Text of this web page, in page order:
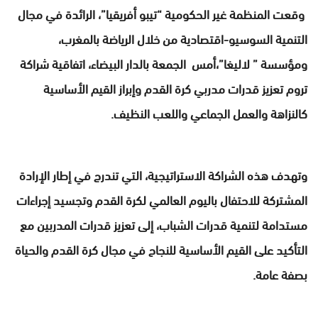
وقعت المنظمة غير الحكومية “تيبو أفريقيا”، الرائدة في مجال
التنمية السوسيو-اقتصادية من خلال الرياضة بالمغرب،
ومؤسسة ” لاليغا”،أمس الجمعة بالدار البيضاء، اتفاقية شراكة
تروم تعزيز قدرات مدربي كرة القدم وإبراز القيم الأساسية
كالنزاهة والعمل الجماعي واللعب النظيف.
وتهدف هذه الشراكة الاستراتيجية، التي تندرج في إطار الإرادة
المشتركة للاحتفال باليوم العالمي لكرة القدم وتجسيد إجراءات
مستدامة لتنمية قدرات الشباب، إلى تعزيز قدرات المدربين مع
التأكيد على القيم الأساسية للنجاح في مجال كرة القدم والحياة
بصفة عامة.